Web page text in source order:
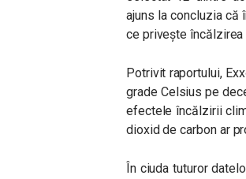
ajuns la concluzia că
ce privește
Potrivit raportului,
grade Celsius pe
efectele încălzirii
dioxid de carbon ar
În ciuda tuturor